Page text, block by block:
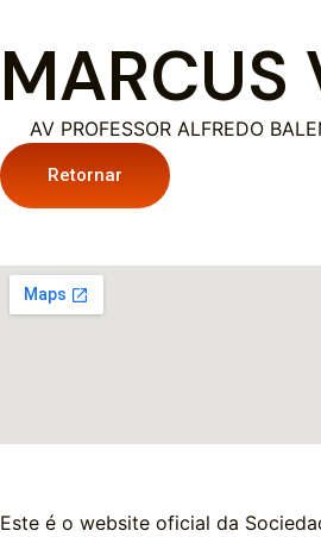
MARCUS
AV PROFESSOR ALFREDO
Retornar
Este é o website oficial da